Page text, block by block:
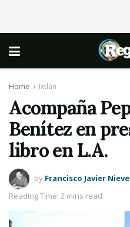
Home Ixtlán
Acompaña
Benítez en
libro en L.A.
by Francisco Javier
Reading Time: 2 mins read